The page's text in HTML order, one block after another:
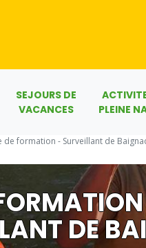
SEJOURS DE
VACANCES
PLEINE
de formation - Surveillant de
DE